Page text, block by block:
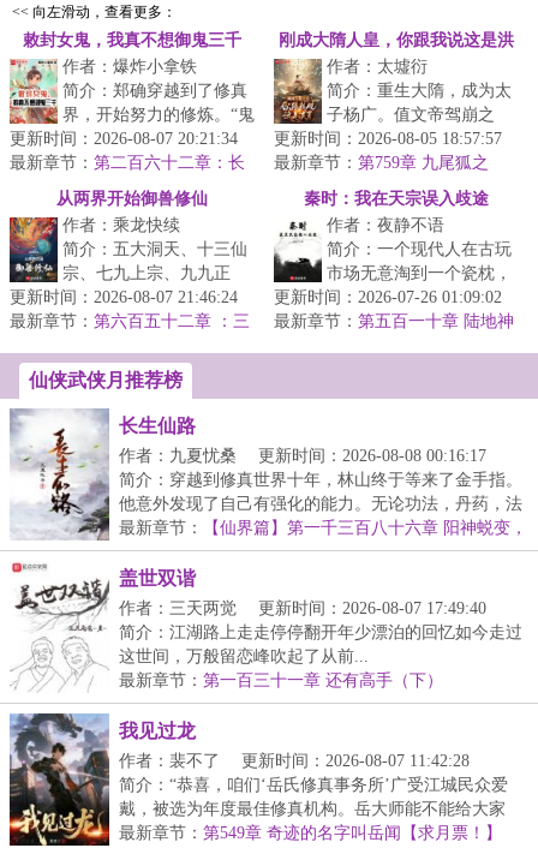
<< 向左滑动，查看更多：
敕封女鬼，我真不想御鬼三千
作者：爆炸小拿铁
简介：郑确穿越到了修真
界，开始努力的修炼。“鬼
新娘，你今天怎么什么都
没做？”“灵石矿脉挖了
吗？”“...
更新时间：2026-08-07 20:21:34
最新章节： 第二百六十二章：长
福镇。（第二更！）
刚成大隋人皇，你跟我说这是洪
荒
作者：太墟衍
简介：重生大隋，成为太
子杨广。值文帝驾崩之
时。捏造遗诏，灵前登
基，成为二世隋皇。只是
杨广发现这个大...
更新时间：2026-08-05 18:57:57
最新章节： 第759章 九尾狐之
劫，大隋府卫军出动，上古九州
再现！
从两界开始御兽修仙
作者：乘龙快续
简介：五大洞天、十三仙
宗、七九上宗、九九正
宗。在这个仙盟统治世界
的时代，修士需以借兽修
更新时间：2026-08-07 21:46:24
最新章节： 第六百五十二章 ：三
秦时：我在天宗误入歧途
作者：夜静不语
简介：一个现代人在古玩
市场无意淘到一个瓷枕，
一场大梦，他的灵魂穿越
到了一个战火纷飞的年
更新时间：2026-07-26 01:09:02
最新章节： 第五百一十章 陆地神
仙侠武侠月推荐榜
长生仙路
作者：九夏忧桑
更新时间：2026-08-08 00:16:17
简介：穿越到修真世界十年，林山终于等来了金手指。
他意外发现了自己有强化的能力。无论功法，丹药，法
宝...
最新章节：
【仙界篇】第一千三百八十六章 阳神蜕变，
湮炽召唤
盖世双谐
作者：三天两觉
更新时间：2026-08-07 17:49:40
简介：江湖路上走走停停翻开年少漂泊的回忆如今走过
这世间，万般留恋峰吹起了从前...
最新章节： 第一百三十一章 还有高手（下）
我见过龙
作者：裴不了
更新时间：2026-08-07 11:42:28
简介：“恭喜，咱们‘岳氏修真事务所’广受江城民众爱
戴，被选为年度最佳修真机构。岳大师能不能给大家
分...
最新章节： 第549章 奇迹的名字叫岳闻【求月票！】